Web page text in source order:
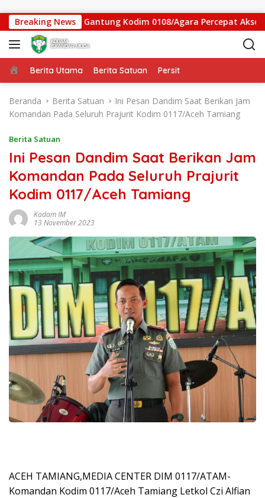
Breaking News
Jembatan Gantung Kodim 0108/Agara Percepat Akses
Beranda
Berita Utama Berita Satuan Persit
Beranda Berita Satuan
Ini Pesan Dandim Saat Berikan Jam
Komandan Pada Seluruh Prajurit Kodim 0117/Aceh Tamiang
Berita Satuan
Ini Pesan Dandim Saat Berikan Jam
Komandan Pada Seluruh Prajurit
Kodim 0117/Aceh Tamiang
Kodam IM
13 November 2023
ACEH TAMIANG,MEDIA CENTER DIM 0117/ATAM-
Komandan Kodim 0117/Aceh Tamiang Letkol Czi Alfian